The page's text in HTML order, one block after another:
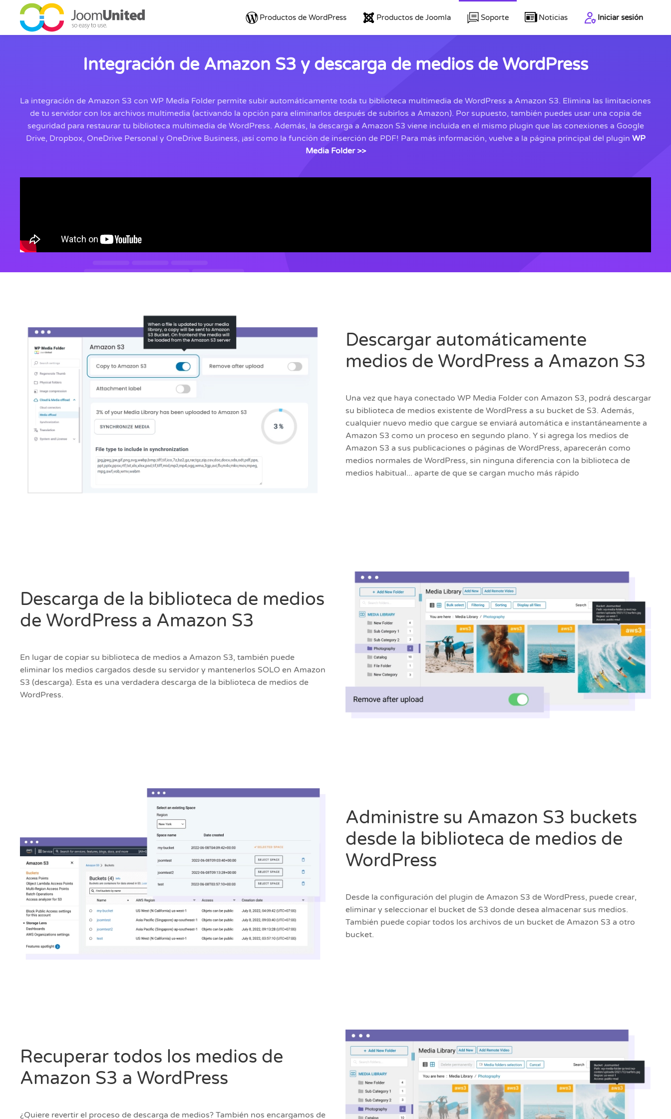
Saltar al contenido principal
Productos de WordPress Productos de Joomla Soporte Noticias Iniciar sesión
Integración de Amazon S3 y descarga de medios de WordPress
La integración de Amazon S3 con WP Media Folder permite subir automáticamente toda tu biblioteca multimedia de WordPress a Amazon S3. Elimina las limitaciones
de tu servidor con los archivos multimedia (activando la opción para eliminarlos después de subirlos a Amazon). Por supuesto, también puedes usar una copia de
seguridad para restaurar tu biblioteca multimedia de WordPress. Además, la descarga a Amazon S3 viene incluida en el mismo plugin que las conexiones a Google
Drive, Dropbox, OneDrive Personal y OneDrive Business, ¡así como la función de inserción de PDF! Para más información, vuelve a la página principal del plugin WP
Media Folder >>
Descargar automáticamente
medios de WordPress a Amazon S3
Una vez que haya conectado WP Media Folder con Amazon S3, podrá descargar
su biblioteca de medios existente de WordPress a su bucket de S3. Además,
cualquier nuevo medio que cargue se enviará automática e instantáneamente a
Amazon S3 como un proceso en segundo plano. Y si agrega los medios de
Amazon S3 a sus publicaciones o páginas de WordPress, aparecerán como
medios normales de WordPress, sin ninguna diferencia con la biblioteca de
medios habitual... aparte de que se cargan mucho más rápido
Descarga de la biblioteca de medios
de WordPress a Amazon S3
En lugar de copiar su biblioteca de medios a Amazon S3, también puede
eliminar los medios cargados desde su servidor y mantenerlos SOLO en Amazon
S3 (descarga). Esta es una verdadera descarga de la biblioteca de medios de
WordPress.
Administre su Amazon S3 buckets
desde la biblioteca de medios de
WordPress
Desde la configuración del plugin de Amazon S3 de WordPress, puede crear,
eliminar y seleccionar el bucket de S3 donde desea almacenar sus medios.
También puede copiar todos los archivos de un bucket de Amazon S3 a otro
bucket.
Recuperar todos los medios de
Amazon S3 a WordPress
¿Quiere revertir el proceso de descarga de medios? También nos encargamos de